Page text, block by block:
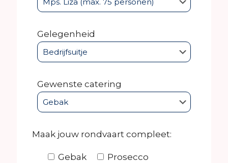
Gelegenheid
Gewenste catering
Maak jouw rondvaart compleet:
Gebak Prosecco